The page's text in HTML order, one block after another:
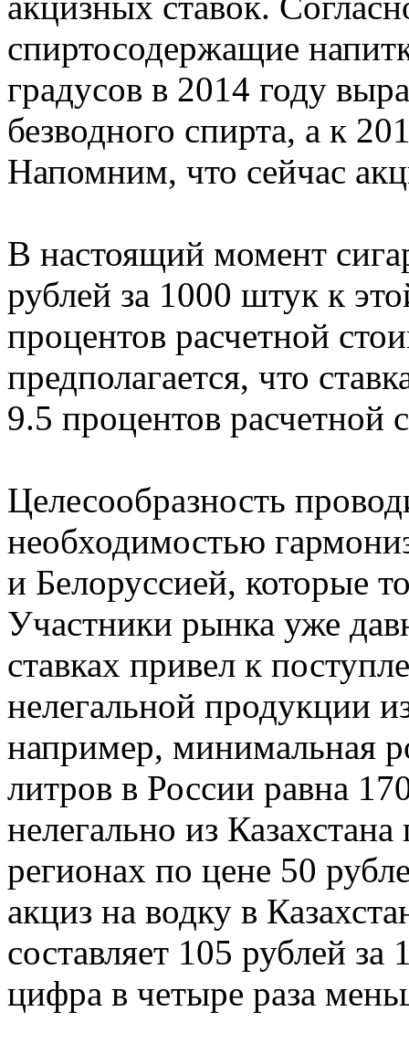
спиртосодержащие
градусов в 2014 году
безводного спирта, а к
Напомним, что сейчас
В настоящий момент
рублей за 1000 штук к
процентов расчетной
предполагается, что
9.5 процентов расчетной
Целесообразность
необходимостью
и Белоруссией, которые
Участники рынка уже
ставках привел к
нелегальной продукции
например, минимальная
литров в России равна
нелегально из
регионах по цене 50
акциз на водку в
составляет 105 рублей
цифра в четыре раза